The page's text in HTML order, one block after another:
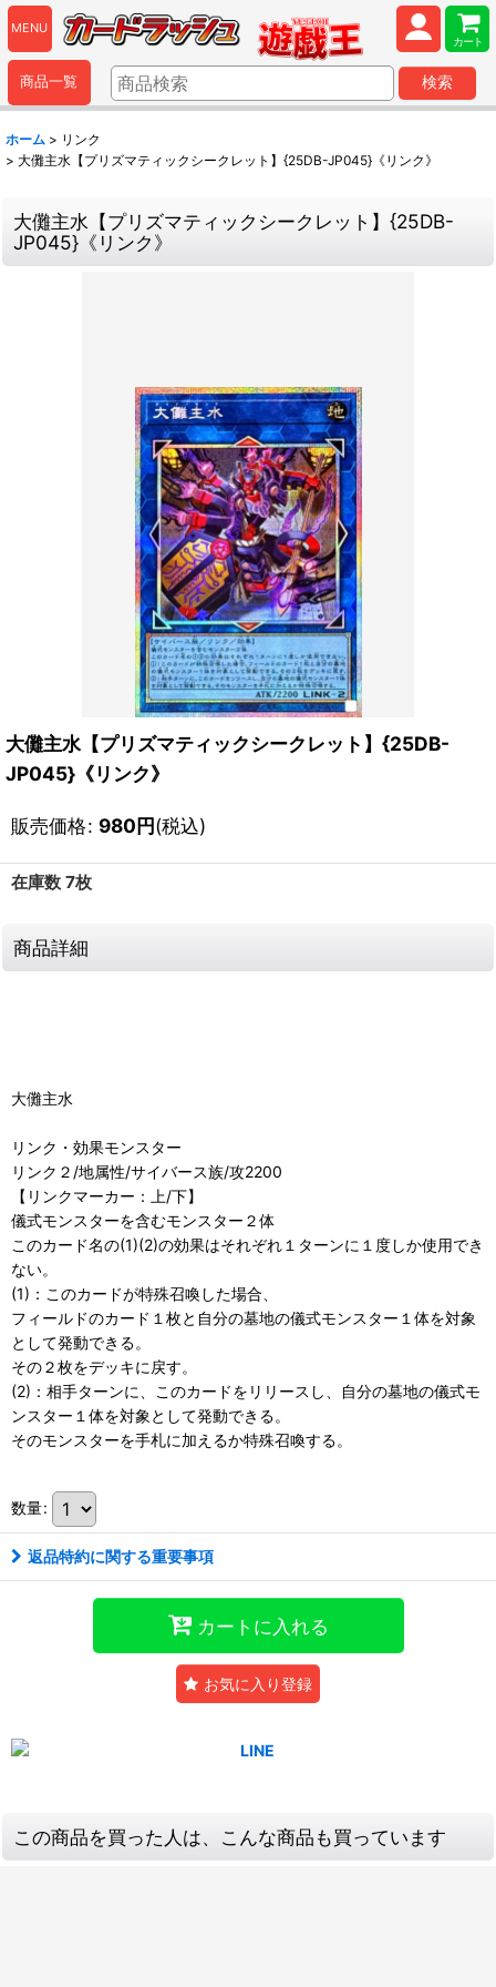
MENU
カート
商品一覧 検索
ホーム > リンク
> 大儺主水【プリズマティックシークレット】{25DB-JP045}《リンク》
大儺主水【プリズマティックシークレット】{25DB-
JP045}《リンク》
大儺主水【プリズマティックシークレット】{25DB-
JP045}《リンク》
販売価格: 980円(税込)
在庫数 7枚
商品詳細
大儺主水
リンク・効果モンスター
リンク２/地属性/サイバース族/攻2200
【リンクマーカー：上/下】
儀式モンスターを含むモンスター２体
このカード名の(1)(2)の効果はそれぞれ１ターンに１度しか使用でき
ない。
(1)：このカードが特殊召喚した場合、
フィールドのカード１枚と自分の墓地の儀式モンスター１体を対象
として発動できる。
その２枚をデッキに戻す。
(2)：相手ターンに、このカードをリリースし、自分の墓地の儀式モ
ンスター１体を対象として発動できる。
そのモンスターを手札に加えるか特殊召喚する。
数量:
返品特約に関する重要事項
カートに入れる
お気に入り登録
この商品を買った人は、こんな商品も買っています